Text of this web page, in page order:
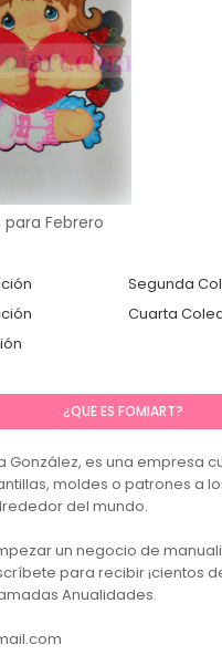
Febrero
Segunda
Cuarta
¿QUE ES FOMIART?
González, es una empresa
moldes o patrones a
del mundo.
un negocio de
para recibir ¡cientos
Anualidades.